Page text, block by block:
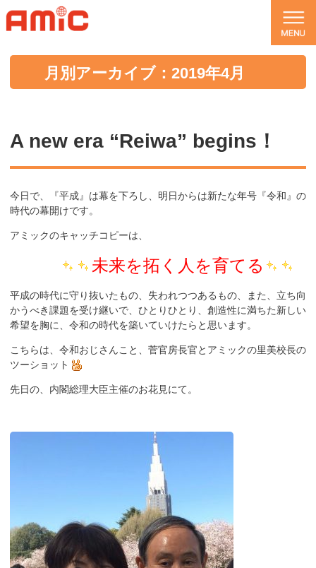
月別アーカイブ：2019年4月
A new era “Reiwa” begins！
今日で、『平成』は幕を下ろし、明日からは新たな年号『令和』の
時代の幕開けです。
アミックのキャッチコピーは、
未来を拓く人を育てる
平成の時代に守り抜いたもの、失われつつあるもの、また、立ち向
かうべき課題を受け継いで、ひとりひとり、創造性に満ちた新しい
希望を胸に、令和の時代を築いていけたらと思います。
こちらは、令和おじさんこと、菅官房長官とアミックの里美校長の
ツーショット
先日の、内閣総理大臣主催のお花見にて。